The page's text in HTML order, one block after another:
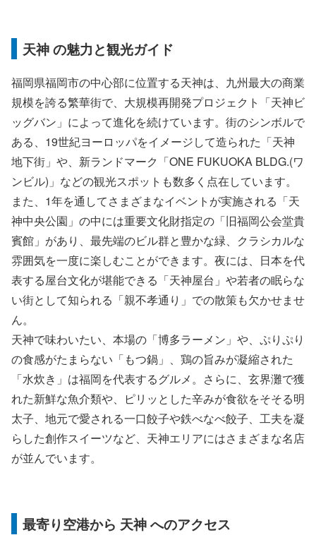
天神 の魅力と観光ガイド
福岡県福岡市の中心部に位置する天神は、九州最大の商業
規模を誇る繁華街で、大規模再開発プロジェクト「天神ビ
ッグバン」によって進化を続けています。街のシンボルで
ある、19世紀ヨーロッパをイメージして造られた「天神
地下街」や、新ランドマーク「ONE FUKUOKA BLDG.(ワ
ンビル)」などの観光スポットも数多く点在しています。
また、1年を通してさまざまなイベントが実施される「天
神中央公園」の中には重要文化財指定の「旧福岡公会堂貴
賓館」があり、最先端のビル群と豊かな緑、クラシカルな
雰囲気を一度に楽しむことができます。夜には、日本を代
表する屋台文化が堪能できる「天神屋台」や若者の眠らな
い街として知られる「親不孝通り」での散策も欠かせませ
ん。
天神で味わいたい、本場の「博多ラーメン」や、ぷりぷり
の食感がたまらない「もつ鍋」、鶏の旨みが凝縮された
「水炊き」は福岡を代表するグルメ。さらに、玄界灘で獲
れた新鮮な魚介類や、ピリッとした辛みが食欲をそそる明
太子、地元で愛される一口餃子や鉄べなべ餃子、工夫を凝
らした創作スイーツなど、天神エリアにはさまざまな名店
が並んでいます。
最寄り空港から 天神 へのアクセス